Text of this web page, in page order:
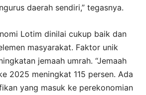
daerah sendiri,” tegasnya.
Lotim dinilai cukup baik dan
masyarakat. Faktor unik
jemaah umrah. “Jemaah
2025 meningkat 115 persen. Ada
yang masuk ke perekonomian